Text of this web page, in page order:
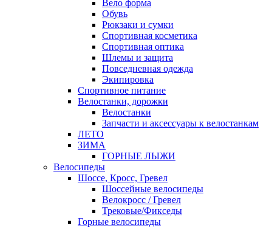
Вело форма
Обувь
Рюкзаки и сумки
Спортивная косметика
Спортивная оптика
Шлемы и защита
Повседневная одежда
Экипировка
Спортивное питание
Велостанки, дорожки
Велостанки
Запчасти и аксессуары к велостанкам
ЛЕТО
ЗИМА
ГОРНЫЕ ЛЫЖИ
Велосипеды
Шоссе, Кросс, Гревел
Шоссейные велосипеды
Велокросс / Гревел
Трековые/Фикседы
Горные велосипеды